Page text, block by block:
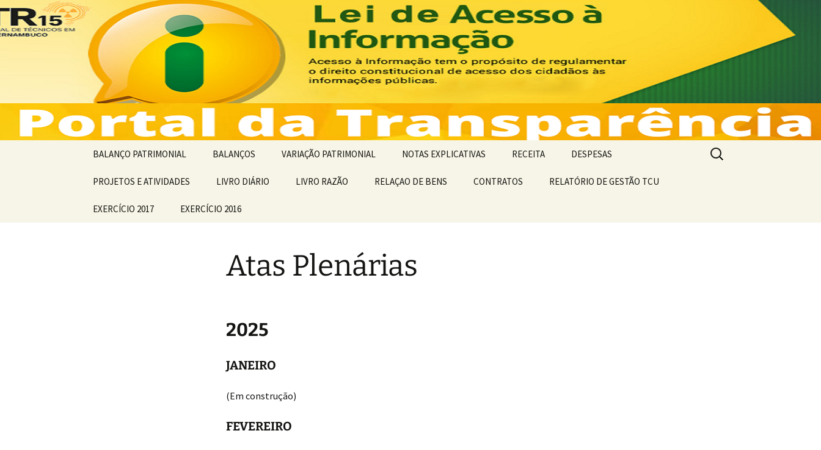
Saltar
para
o
Portal da Transparência | Prestação de
Contas – CRTRPE 15
Lei de acesso a informação
BALANÇO PATRIMONIAL
BALANÇO PATRIMONIAL
BALANÇOS
BALANCETE
VARIAÇÃO PATRIMONIAL NOTAS EXPLICATIVAS
NOTA EXPLICATIVA 2017
NOTA EXPLICATIVA 2020
RECEITA
PREVISÃO DE RECEITA
DESPESAS
FIXAÇÃO DE DESPESAS
PROJETOS E ATIVIDADES LIVRO DIÁRIO LIVRO RAZÃO RELAÇAO DE BENS CONTRATOS RELATÓRIO DE GESTÃO TCU
EXERCÍCIO 2017 EXERCÍCIO 2016
Pesquisar
por:
Atas Plenárias
2025
JANEIRO
(Em construção)
FEVEREIRO